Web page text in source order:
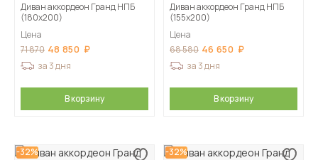
Диван аккордеон Гранд НПБ
(180х200)
Цена
71 870 48 850
за 3 дня
В корзину
Диван аккордеон Гранд НПБ
(155х200)
Цена
68 580 46 650
за 3 дня
В корзину
-32% -32%